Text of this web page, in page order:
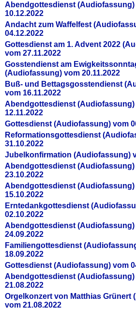
Abendgottesdienst (Audiofassung)
10.12.2022
Andacht zum Waffelfest
04.12.2022
Gottesdienst am 1. Advent 2022
vom 27.11.2022
Gosstendienst am
(Audiofassung) vom 20.11.2022
Buß- und Bettagsgosstendienst
vom 16.11.2022
Abendgottesdienst (Audiofassung)
12.11.2022
Gottesdienst (Audiofassung) vom
Reformationsgottesdienst
31.10.2022
Jubelkonfirmation (Audiofassung)
Abendgottesdienst (Audiofassung)
23.10.2022
Abendgottesdienst (Audiofassung)
15.10.2022
Erntedankgottesdienst
02.10.2022
Abendgottesdienst (Audiofassung)
24.09.2022
Familiengottesdienst
18.09.2022
Gottesdienst (Audiofassung) vom
Abendgottesdienst (Audiofassung)
21.08.2022
Orgelkonzert von Matthias Grünert
vom 21.08.2022